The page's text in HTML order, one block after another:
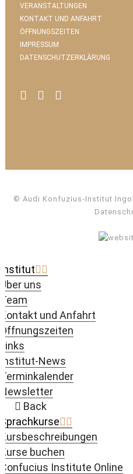
VERANSTALTUNGEN
KONTAKT UND ANFAHRT
ÖFFNUNGSZEITEN
IMPRESSUM
DATENSCHUTZERKLÄRUNG
© Audi Konfuzius-Institut
Institut
Über uns
Team
Kontakt und Anfahrt
Öffnungszeiten
Links
Institut-News
Terminkalender
Newsletter
Back
Sprachkurse
Kursbeschreibungen
Kurse buchen
Confucius Institute Online